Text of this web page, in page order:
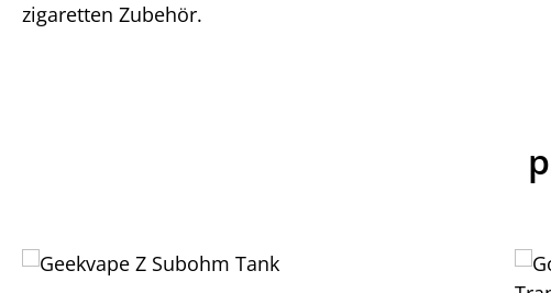
zigaretten Zubehör.
Produktgalerie überspringen